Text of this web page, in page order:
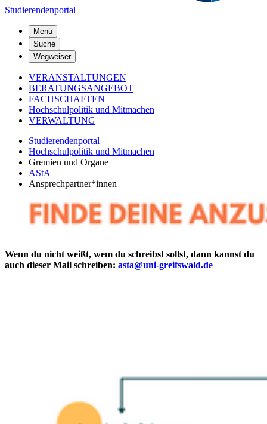
Studierendenportal
Menü
Suche
Wegweiser
VERANSTALTUNGEN
BERATUNGSANGEBOT
FACHSCHAFTEN
Hochschulpolitik und Mitmachen
VERWALTUNG
Studierendenportal
Hochschulpolitik und Mitmachen
Gremien und Organe
AStA
Ansprechpartner*innen
Wenn du nicht weißt, wem du schreibst sollst, dann kannst du
auch dieser Mail schreiben: asta@uni-greifswald.de